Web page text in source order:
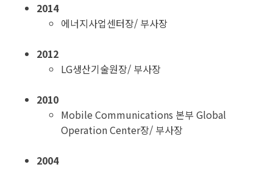
2014
에너지사업센터장/ 부사장
2012
LG생산기술원장/ 부사장
2010
Mobile Communications 본부 Global
Operation Center장/ 부사장
2004